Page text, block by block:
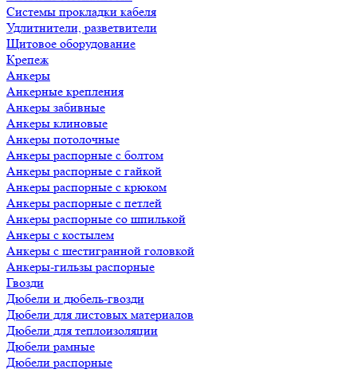
Системы прокладки кабеля
Удлитнители, разветвители
Щитовое оборудование
Крепеж
Анкеры
Анкерные крепления
Анкеры забивные
Анкеры клиновые
Анкеры потолочные
Анкеры распорные с болтом
Анкеры распорные с гайкой
Анкеры распорные с крюком
Анкеры распорные с петлей
Анкеры распорные со шпилькой
Анкеры с костылем
Анкеры с шестигранной головкой
Анкеры-гильзы распорные
Гвозди
Дюбели и дюбель-гвозди
Дюбели для листовых материалов
Дюбели для теплоизоляции
Дюбели рамные
Дюбели распорные